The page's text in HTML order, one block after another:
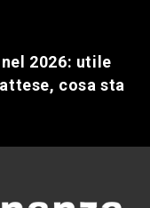
2026: utile
cosa sta